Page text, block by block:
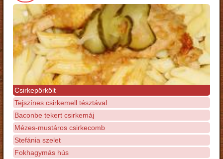
Csirkepörkölt
Tejszínes csirkemell tésztával
Baconbe tekert csirkemáj
Mézes-mustáros csirkecomb
Stefánia szelet
Fokhagymás hús